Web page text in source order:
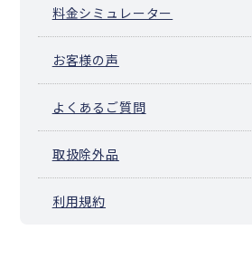
料金シミュレーター
お客様の声
よくあるご質問
取扱除外品
利用規約